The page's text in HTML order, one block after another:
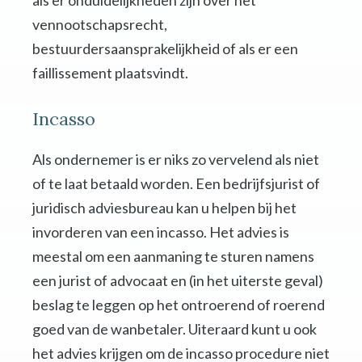
vennootschapsrecht,
bestuurdersaansprakelijkheid of als er een
faillissement plaatsvindt.
Incasso
Als ondernemer is er niks zo vervelend als niet
of te laat betaald worden. Een bedrijfsjurist of
juridisch adviesbureau kan u helpen bij het
invorderen van een incasso. Het advies is
meestal om een aanmaning te sturen namens
een jurist of advocaat en (in het uiterste geval)
beslag te leggen op het ontroerend of roerend
goed van de wanbetaler. Uiteraard kunt u ook
het advies krijgen om de incasso procedure niet